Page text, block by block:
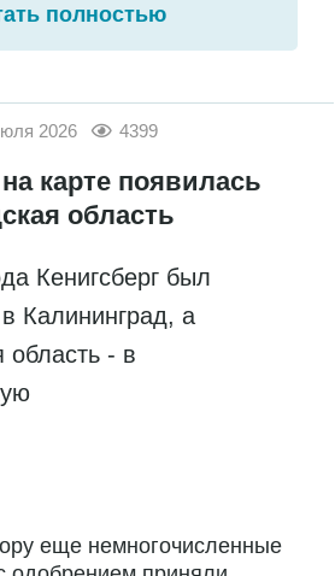
полностью
2026 4399
карте появилась
область
Кенигсберг был
Калининград, а
область - в
еще немногочисленные